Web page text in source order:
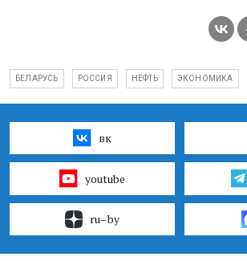
БЕЛАРУСЬ РОССИЯ НЕФТЬ ЭКОНОМИКА
вк
youtube
ru–by